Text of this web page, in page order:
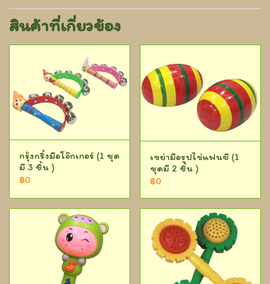
สินค้าที่เกี่ยวข้อง
กรุ้งกริ้งมือโจ๊กเกอร์ (1 ชุด
มี 3 ชิ้น )
฿0
เขย่ามือรูปไข่แฟนซี (1
ชุดมี 2 ชิ้น )
฿0